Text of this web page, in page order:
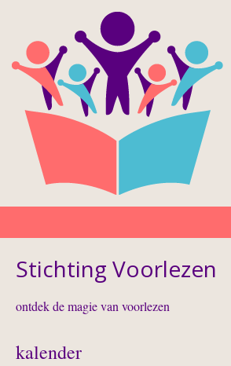
Stichting Voorlezen
ontdek de magie van voorlezen
kalender